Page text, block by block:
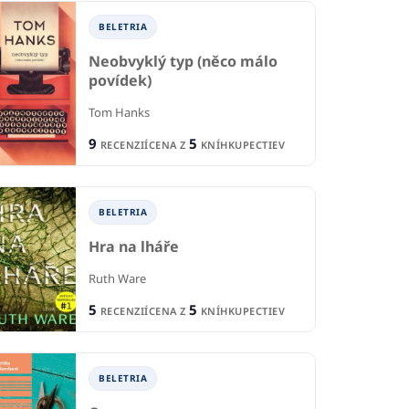
KNÍHKUPECTVA
BELETRIA
Neobvyklý typ (něco málo
povídek)
Tom Hanks
9 RECENZIÍCENA Z 5 KNÍHKUPECTIEV
BELETRIA
Hra na lháře
Ruth Ware
5 RECENZIÍCENA Z 5 KNÍHKUPECTIEV
BELETRIA